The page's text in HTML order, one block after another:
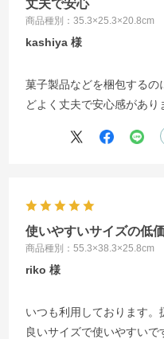
丈夫で安心
商品種別：35.3×25.3×20.8cm
kashiya
菓子製品などを梱包するの
どよく丈夫で安心感があり
使いやすいサイズの低
商品種別：55.3×38.3×25.8cm
riko
いつも利用しております
良いサイズで使いやすいで